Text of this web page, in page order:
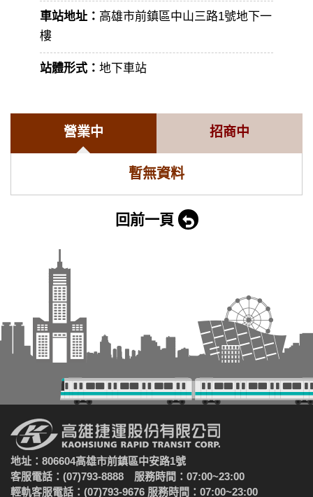
車站地址： 高雄市前鎮區中山三路1號地下一
樓
站體形式： 地下車站
營業中
暫無資料
招商中
回前一頁
地址：806604高雄市前鎮區中安路1號
客服電話：(07)793-8888 服務時間：07:00~23:00
輕軌客服電話：(07)793-9676 服務時間：07:00~23:00